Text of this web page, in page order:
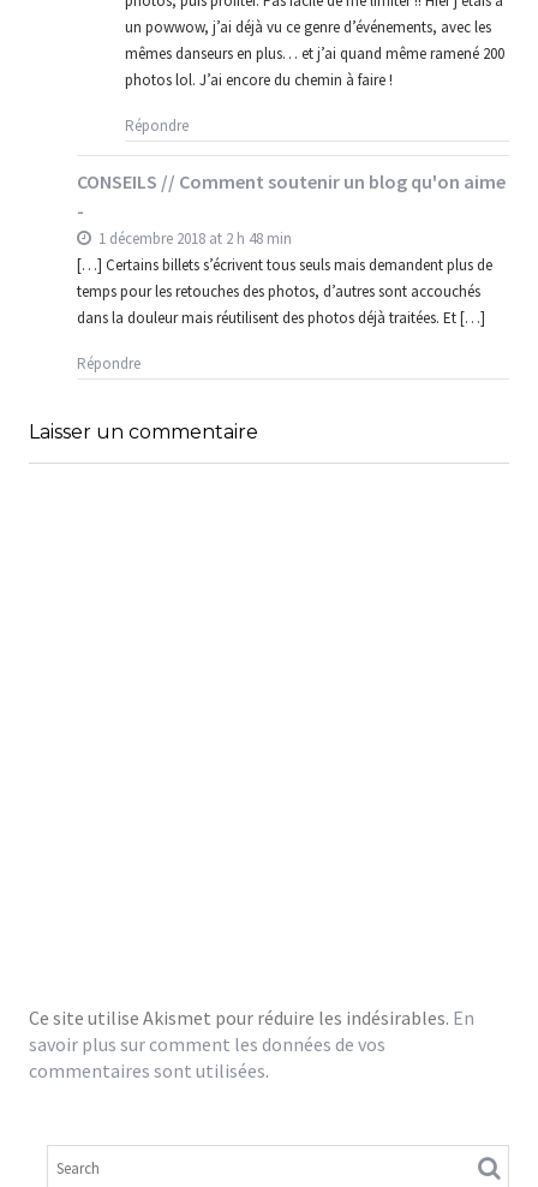
un powwow, j’ai déjà vu ce genre d’événements, avec les
mêmes danseurs en plus… et j’ai quand même ramené 200
photos lol. J’ai encore du chemin à faire !
Répondre
CONSEILS // Comment soutenir un blog qu'on aime
-
1 décembre 2018 at 2 h 48 min
[…] Certains billets s’écrivent tous seuls mais demandent plus de
temps pour les retouches des photos, d’autres sont accouchés
dans la douleur mais réutilisent des photos déjà traitées. Et […]
Répondre
Laisser un commentaire
Ce site utilise Akismet pour réduire les indésirables. En
savoir plus sur comment les données de vos
commentaires sont utilisées.